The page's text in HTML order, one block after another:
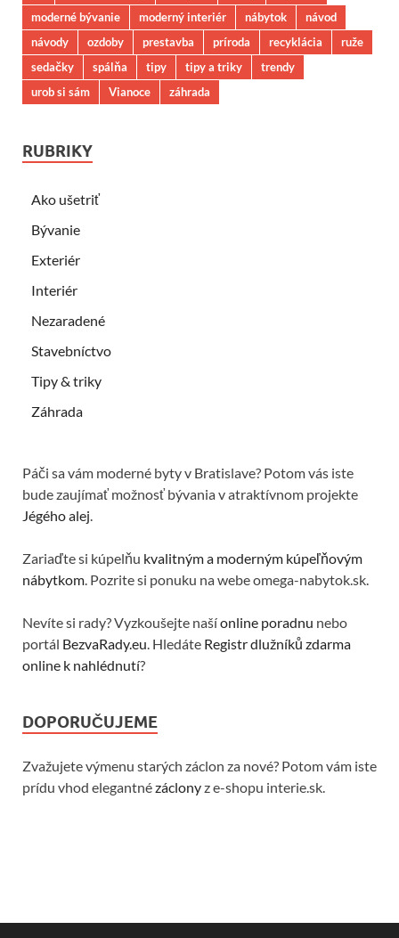
moderné bývanie
moderný interiér nábytok
návod
návody
ozdoby prestavba príroda recyklácia
ruže
sedačky
spálňa tipy tipy a triky
trendy
urob si sám
Vianoce záhrada
RUBRIKY
Ako ušetriť
Bývanie
Exteriér
Interiér
Nezaradené
Stavebníctvo
Tipy & triky
Záhrada
Páči sa vám moderné byty v Bratislave? Potom vás iste
bude zaujímať možnosť bývania v atraktívnom projekte
Jégého alej.
Zariaďte si kúpelňu kvalitným a moderným kúpeľňovým
nábytkom. Pozrite si ponuku na webe omega-nabytok.sk.
Nevíte si rady? Vyzkoušejte našíonline poradnu nebo
portál BezvaRady.eu. Hledáte Registr dlužníků zdarma
online k nahlédnutí?
DOPORUČUJEME
Zvažujete výmenu starých záclon za nové? Potom vám iste
prídu vhod elegantnézáclonyz e-shopu interie.sk.